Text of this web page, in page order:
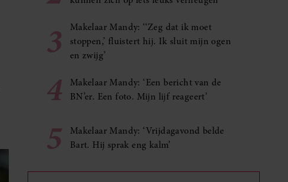
3
Makelaar Mandy: ‘‘Zeg dat ik moet
stoppen,’ fluistert hij. Ik sluit mijn ogen
en zwijg’
4
Makelaar Mandy: ‘Een bericht van de
BN’er. Een foto. Mijn lijf reageert’
5
Makelaar Mandy: ‘Vrijdagavond belde
Bart. Hij sprak eng kalm’